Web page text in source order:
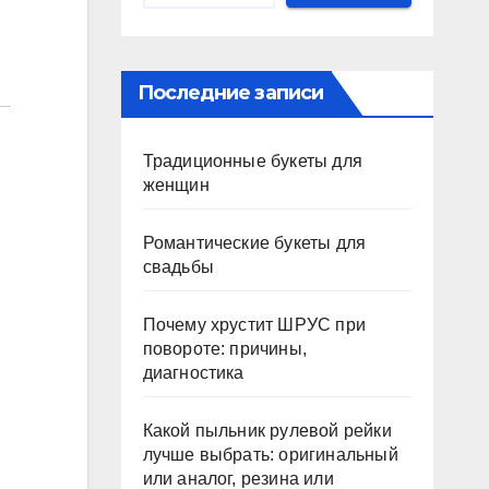
Последние записи
Традиционные букеты для
женщин
Романтические букеты для
свадьбы
Почему хрустит ШРУС при
повороте: причины,
диагностика
Какой пыльник рулевой рейки
лучше выбрать: оригинальный
или аналог, резина или